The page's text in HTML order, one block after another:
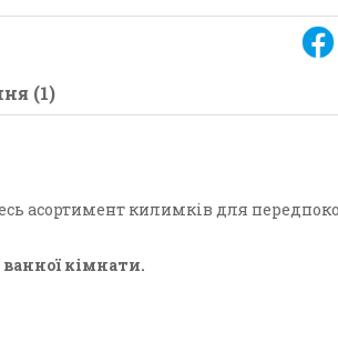
(1)
асортимент килимків для
кімнати.